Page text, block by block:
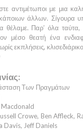
αντιμέτωποι με μια
κάποιων άλλων. Σίγουρα
θέλαμε. Παρ’ όλα ταύτα,
μέσο θεατή ένα
εκπλήσεις,
Των Πραγμάτων
Macdonald
Crowe, Ben Affleck,
Davis, Jeff Daniels